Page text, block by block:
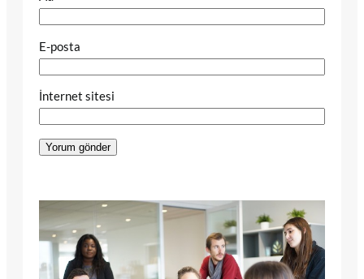
E-posta
İnternet sitesi